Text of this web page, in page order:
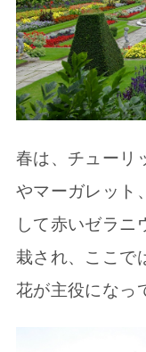
春は、チューリ
やマーガレット
して赤いゼラニ
栽され、ここで
花が主役になっ